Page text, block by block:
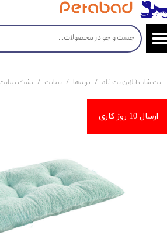
پت شاپ آنلاین پت آباد برندها نیناپت تشک